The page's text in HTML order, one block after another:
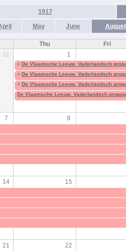
1917
May June August
Thu Fri
31 1
« De Vlaamsche Leeuw. Vaderlandsch
« De Vlaamsche Leeuw. Vaderlandsch
« De Vlaamsche Leeuw. Vaderlandsch
De Vlaamsche Leeuw. Vaderlandsch
7 8
14 15
21 22